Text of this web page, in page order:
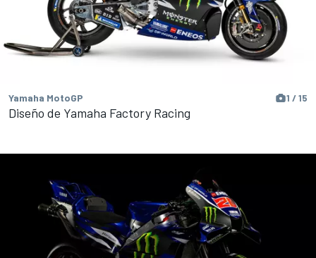
Yamaha MotoGP 1 / 15
Diseño de Yamaha Factory Racing